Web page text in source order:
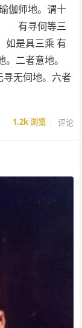
伽师地。谓十
有寻伺等三
是具三乘 有
二者意地。
寻无伺地。六者
1.2k浏览 评论